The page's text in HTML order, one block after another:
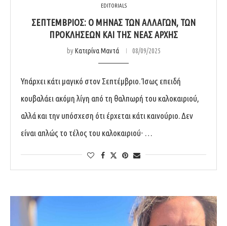
EDITORIALS
ΣΕΠΤΈΜΒΡΙΟΣ: Ο ΜΉΝΑΣ ΤΩΝ ΑΛΛΑΓΏΝ, ΤΩΝ
ΠΡΟΚΛΉΣΕΩΝ ΚΑΙ ΤΗΣ ΝΈΑΣ ΑΡΧΉΣ
byΚατερίνα Μαντά 08/09/2025
Υπάρχει κάτι μαγικό στον Σεπτέμβριο. Ίσως επειδή
κουβαλάει ακόμη λίγη από τη θαλπωρή του καλοκαιριού,
αλλά και την υπόσχεση ότι έρχεται κάτι καινούριο. Δεν
είναι απλώς το τέλος του καλοκαιριού∙ …